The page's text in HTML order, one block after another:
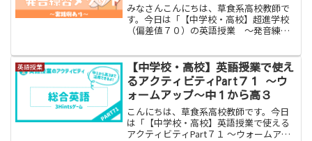
みなさんこんにちは、草食系高校教師で
す。今日は「【中学校・高校】超進学校
（偏差値７０）の英語授業 〜発音練習
ています。学校改革の一環として各教科
の主任が他校の見学をする...
英語授業
【中学校・高校】英語授業で使え
るアクティビティPart７１ 〜ウ
ォームアップ〜中１から高３
こんにちは、草食系高校教師です。今日
は「【中学校・高校】英語授業で使える
アクティビティPart７１ 〜ウォームアッ